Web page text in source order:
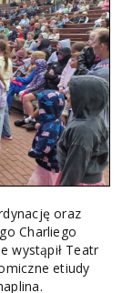
oraz
Charliego
wystąpił Teatr
etiudy